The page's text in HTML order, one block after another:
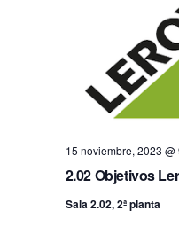
2.02 Objetivos
15 noviembre, 2023 @
Sala 2.02, 2ª planta